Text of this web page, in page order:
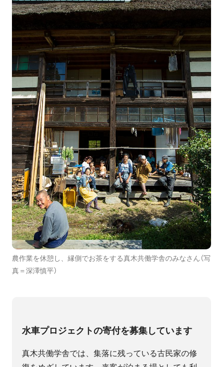
農作業を休憩し、縁側でお茶をする真木共働学舎のみなさん（写
真＝深澤慎平）
水車プロジェクトの寄付を募集しています
真木共働学舎では、集落に残っている古民家の修